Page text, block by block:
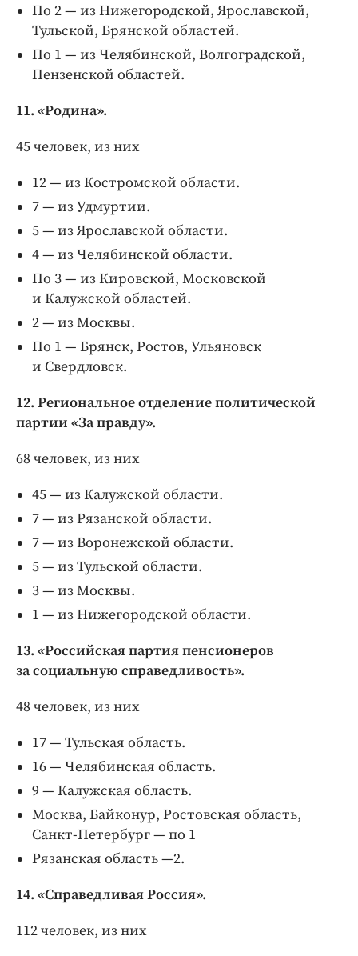
По 2 — из Нижегородской, Ярославской,
Тульской, Брянской областей.
По 1 — из Челябинской, Волгоградской,
Пензенской областей.
11. «Родина».
45 человек, из них
12 — из Костромской области.
7 — из Удмуртии.
5 — из Ярославской области.
4 — из Челябинской области.
По 3 — из Кировской, Московской
и Калужской областей.
2 — из Москвы.
По 1 — Брянск, Ростов, Ульяновск
и Свердловск.
12. Региональное отделение политической
партии «За правду».
68 человек, из них
45 — из Калужской области.
7 — из Рязанской области.
7 — из Воронежской области.
5 — из Тульской области.
3 — из Москвы.
1 — из Нижегородской области.
13. «Российская партия пенсионеров
за социальную справедливость».
48 человек, из них
17 — Тульская область.
16 — Челябинская область.
9 — Калужская область.
Москва, Байконур, Ростовская область,
Санкт-­Петербург — по 1
Рязанская область —2.
14. «Справедливая Россия».
112 человек, из них